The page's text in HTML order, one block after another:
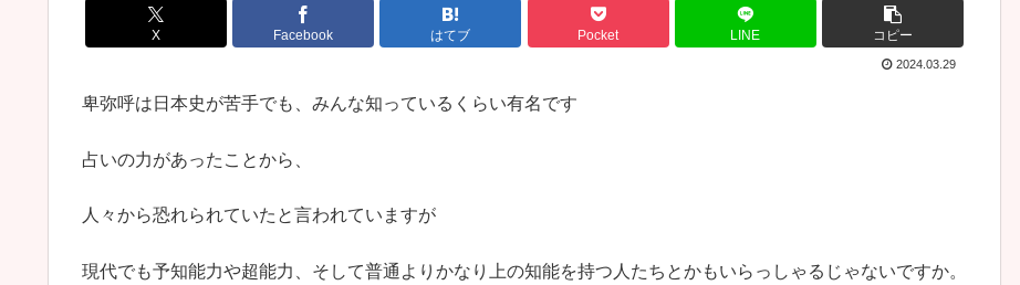
X Facebook はてブ Pocket LINE コピー
2024.03.29
卑弥呼は日本史が苦手でも、みんな知っているくらい有名です
占いの力があったことから、
人々から恐れられていたと言われていますが
現代でも予知能力や超能力、そして普通よりかなり上の知能を持つ人たちとかもいらっしゃるじゃないですか。